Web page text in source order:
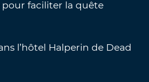
pour faciliter la quête
l’hôtel Halperin de Dead